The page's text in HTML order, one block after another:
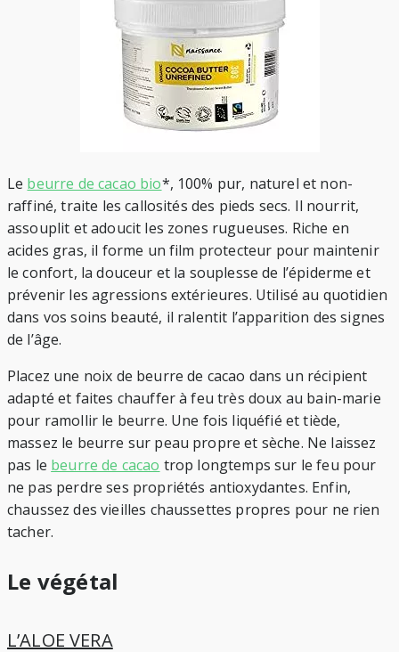
Le beurre de cacao bio*, 100% pur, naturel et non-
raffiné, traite les callosités des pieds secs. Il nourrit,
assouplit et adoucit les zones rugueuses. Riche en
acides gras, il forme un film protecteur pour maintenir
le confort, la douceur et la souplesse de l’épiderme et
prévenir les agressions extérieures. Utilisé au quotidien
dans vos soins beauté, il ralentit l’apparition des signes
de l’âge.
Placez une noix de beurre de cacao dans un récipient
adapté et faites chauffer à feu très doux au bain-marie
pour ramollir le beurre. Une fois liquéfié et tiède,
massez le beurre sur peau propre et sèche. Ne laissez
pas le beurre de cacao trop longtemps sur le feu pour
ne pas perdre ses propriétés antioxydantes. Enfin,
chaussez des vieilles chaussettes propres pour ne rien
tacher.
Le végétal
L’ALOE VERA